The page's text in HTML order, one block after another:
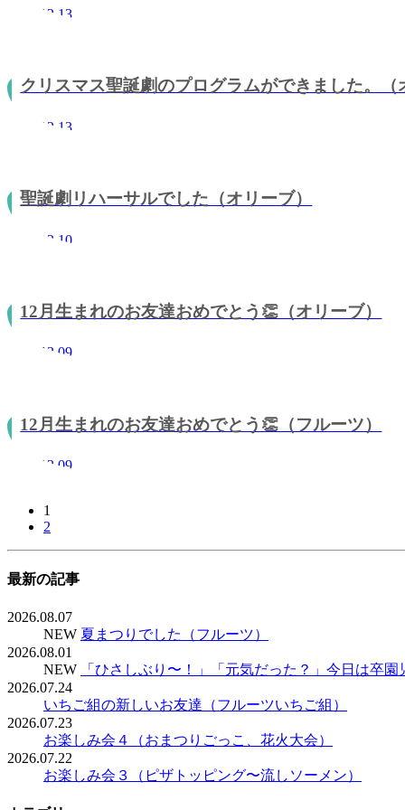
2021.12.13
クリスマス聖誕劇のプログラムができました。（
2021.12.13
聖誕劇リハーサルでした（オリーブ）
2021.12.10
12月生まれのお友達おめでとう👏（オリーブ）
2021.12.09
12月生まれのお友達おめでとう👏（フルーツ）
2021.12.09
1
2
最新の記事
2026.08.07
NEW 夏まつりでした（フルーツ）
2026.08.01
NEW
「ひさしぶり〜！」「元気だった？」今日は卒園
2026.07.24
いちご組の新しいお友達（フルーツいちご組）
2026.07.23
お楽しみ会４（おまつりごっこ、花火大会）
2026.07.22
お楽しみ会３（ピザトッピング〜流しソーメン）